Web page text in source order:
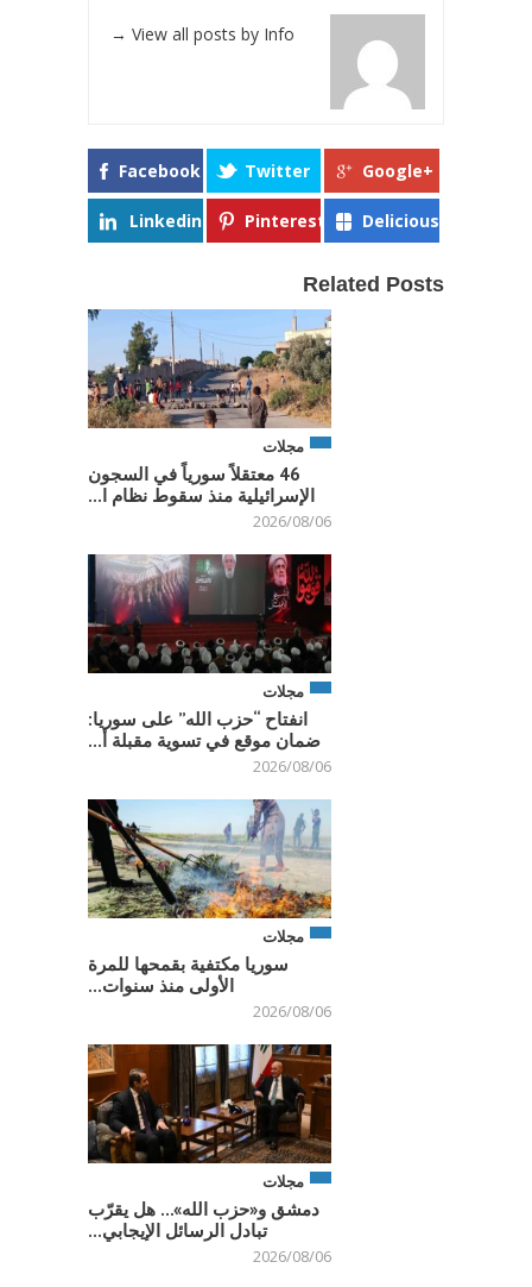
View all posts by Info
→
Facebook Twitter Google+
Linkedin Pinterest Delicious
Related Posts
مجلات
46 معتقلاً سورياً في السجون
الإسرائيلية منذ سقوط نظام ا...
2026/08/06
مجلات
انفتاح “حزب الله” على سوريا:
ضمان موقع في تسوية مقبلة أ...
2026/08/06
مجلات
سوريا مكتفية بقمحها للمرة
الأولى منذ سنوات...
2026/08/06
مجلات
دمشق و«حزب الله»… هل يقرّب
تبادل الرسائل الإيجابي...
2026/08/06